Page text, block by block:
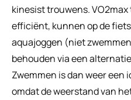
kinesist trouwens.
efficiënt, kunnen op de
aquajoggen (niet
behouden via een
Zwemmen is dan weer een
omdat de weerstand van